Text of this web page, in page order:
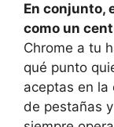
En conjunto,
como un
Chrome a tu
qué punto
aceptas en la
de pestañas